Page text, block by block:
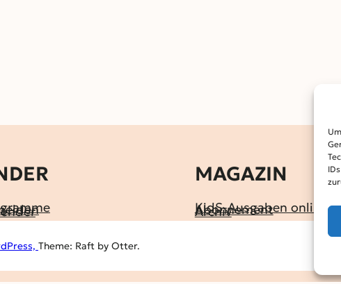
MAGAZIN
KidS-Ausgaben online
Abonnement
Archiv
Theme: Raft by Otter.